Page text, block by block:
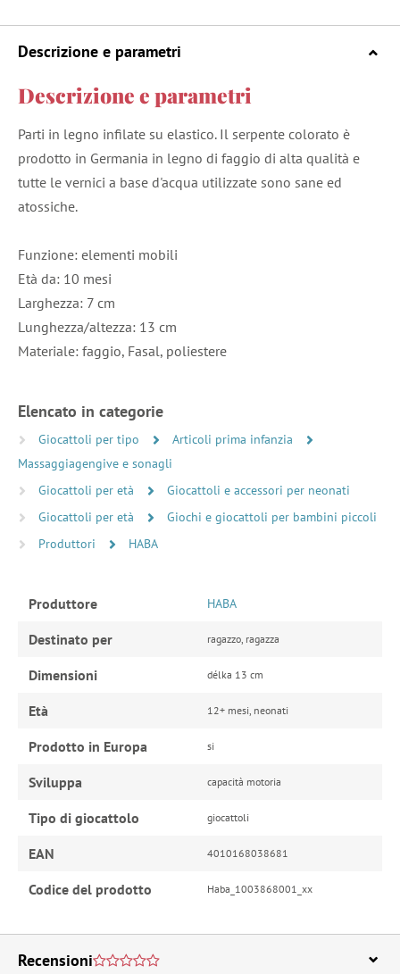
Descrizione e parametri
Descrizione e parametri
Parti in legno infilate su elastico. Il serpente colorato è
prodotto in Germania in legno di faggio di alta qualità e
tutte le vernici a base d'acqua utilizzate sono sane ed
atossiche.
Funzione: elementi mobili
Età da: 10 mesi
Larghezza: 7 cm
Lunghezza/altezza: 13 cm
Materiale: faggio, Fasal, poliestere
Elencato in categorie
Giocattoli per tipo
Articoli prima infanzia
Massaggiagengive e sonagli
Giocattoli per età
Giocattoli e accessori per neonati
Giocattoli per età
Giochi e giocattoli per bambini piccoli
Produttori
HABA
Produttore HABA
Destinato per ragazzo, ragazza
Dimensioni délka 13 cm
Età 12+ mesi, neonati
Prodotto in Europa si
Sviluppa capacità motoria
Tipo di giocattolo giocattoli
EAN 4010168038681
Codice del prodotto Haba_1003868001_xx
Recensioni